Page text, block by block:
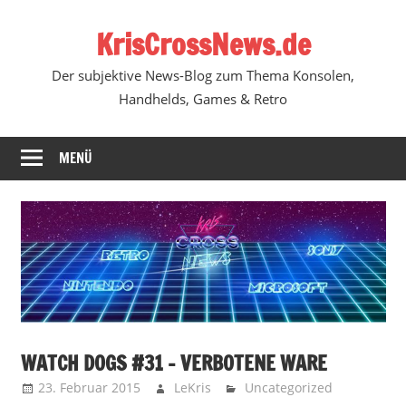
KrisCrossNews.de
Der subjektive News-Blog zum Thema Konsolen,
Handhelds, Games & Retro
MENÜ
WATCH DOGS #31 – VERBOTENE WARE
23. Februar 2015 LeKris Uncategorized